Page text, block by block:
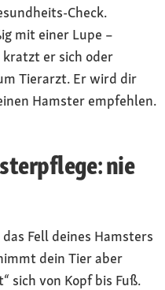
Check.
mit einer Lupe –
er sich oder
Tierarzt. Er wird dir
Hamster empfehlen.
nie
Fell deines Hamsters
dein Tier aber
sich von Kopf bis Fuß.